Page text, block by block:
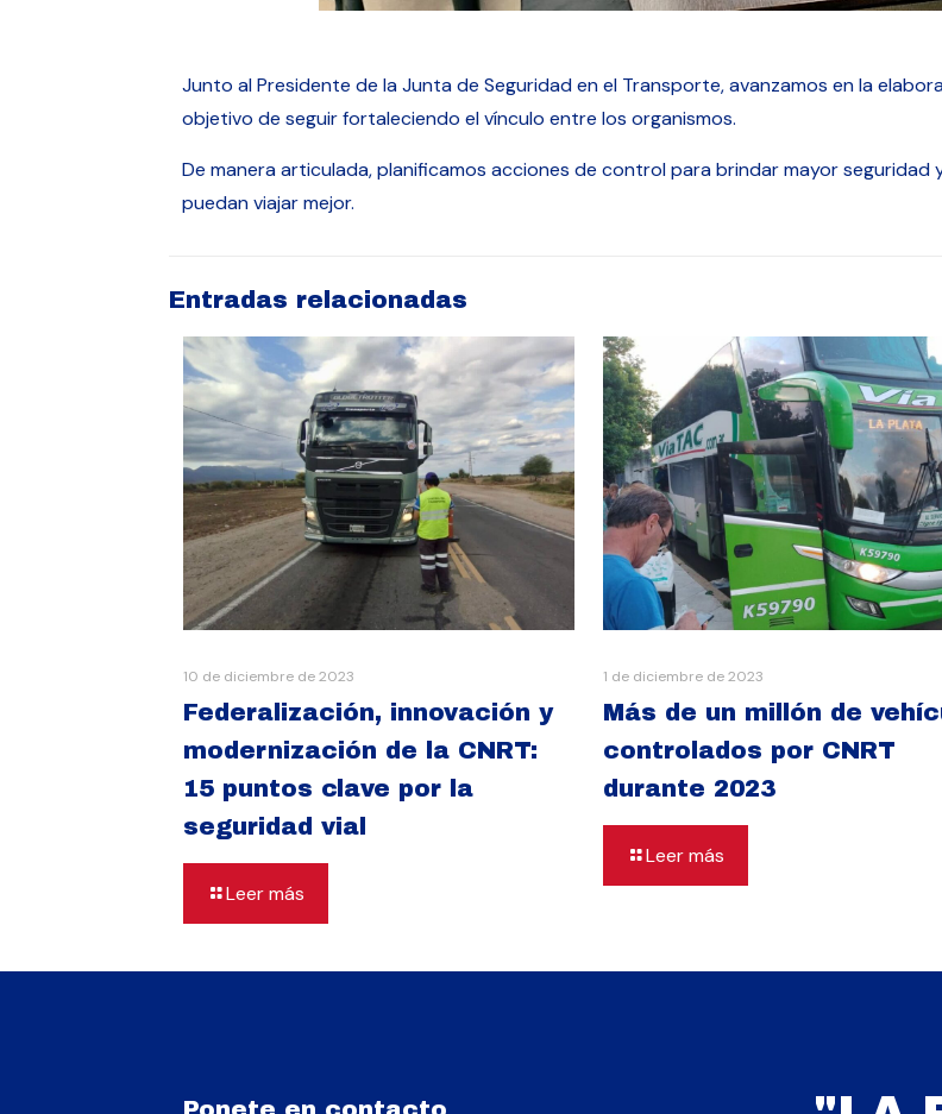
Junto al Presidente de la Junta de Seguridad en el Transporte, avanzamos en la
objetivo de seguir fortaleciendo el vínculo entre los organismos.
De manera articulada, planificamos acciones de control para brindar mayor
puedan viajar mejor.
Entradas relacionadas
10 de diciembre de 2023
Federalización, innovación y
modernización de la CNRT:
15 puntos clave por la
seguridad vial
Leer más
1 de diciembre de 2023
Más de un millón de
controlados por CNRT
durante 2023
Leer más